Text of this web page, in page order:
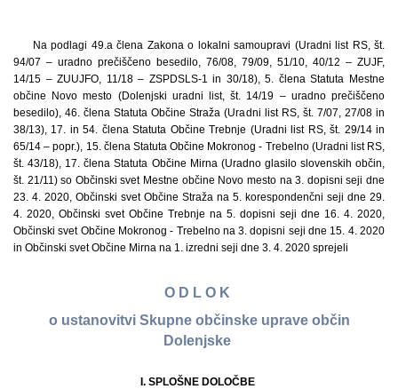
Na podlagi 49.a člena Zakona o lokalni samoupravi (Uradni list RS, št.
94/07 – uradno prečiščeno besedilo, 76/08, 79/09, 51/10, 40/12 – ZUJF,
14/15 – ZUUJFO, 11/18 – ZSPDSLS-1 in 30/18), 5. člena Statuta Mestne
občine Novo mesto (Dolenjski uradni list, št. 14/19 – uradno prečiščeno
besedilo), 46. člena Statuta Občine Straža (Uradni list RS, št. 7/07, 27/08 in
38/13), 17. in 54. člena Statuta Občine Trebnje (Uradni list RS, št. 29/14 in
65/14 – popr.), 15. člena Statuta Občine Mokronog - Trebelno (Uradni list RS,
št. 43/18), 17. člena Statuta Občine Mirna (Uradno glasilo slovenskih občin,
št. 21/11) so Občinski svet Mestne občine Novo mesto na 3. dopisni seji dne
23. 4. 2020, Občinski svet Občine Straža na 5. korespondenčni seji dne 29.
4. 2020, Občinski svet Občine Trebnje na 5. dopisni seji dne 16. 4. 2020,
Občinski svet Občine Mokronog - Trebelno na 3. dopisni seji dne 15. 4. 2020
in Občinski svet Občine Mirna na 1. izredni seji dne 3. 4. 2020 sprejeli
O D L O K
o ustanovitvi Skupne občinske uprave občin
Dolenjske
I. SPLOŠNE DOLOČBE